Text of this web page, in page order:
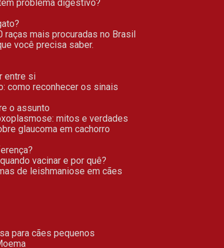
problema digestivo?
raças mais procuradas no Brasil
você precisa saber.
entre si
como reconhecer os sinais
o assunto
mitos e verdades
glaucoma em cachorro
vacinar e por quê?
de leishmaniose em cães
para cães pequenos